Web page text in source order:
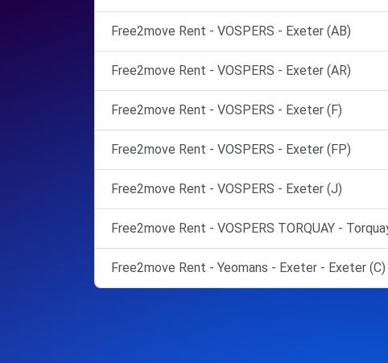
Free2move Rent - VOSPERS - Exeter (AB)
Free2move Rent - VOSPERS - Exeter (AR)
Free2move Rent - VOSPERS - Exeter (F)
Free2move Rent - VOSPERS - Exeter (FP)
Free2move Rent - VOSPERS - Exeter (J)
Free2move Rent - VOSPERS TORQUAY -
Free2move Rent - Yeomans - Exeter - Exeter (C)